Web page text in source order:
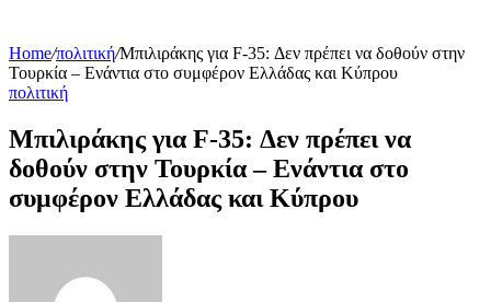
Home/πολιτική/Μπιλιράκης για F-35: Δεν πρέπει να δοθούν στην
Τουρκία – Ενάντια στο συμφέρον Ελλάδας και Κύπρου
πολιτική
Μπιλιράκης για F-35: Δεν πρέπει να
δοθούν στην Τουρκία – Ενάντια στο
συμφέρον Ελλάδας και Κύπρου